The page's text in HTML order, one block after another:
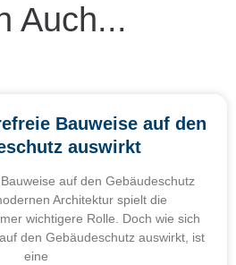
Auch...
Bauweise auf den
auswirkt
auf den Gebäudeschutz
Architektur spielt die
wichtigere Rolle. Doch wie sich
den Gebäudeschutz auswirkt, ist
eine